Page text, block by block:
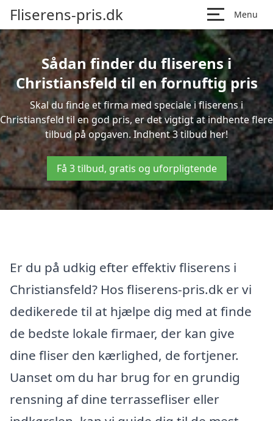
Fliserens-pris.dk Menu
Sådan finder du fliserens i
Christiansfeld til en fornuftig pris
Skal du finde et firma med speciale i fliserens i
Christiansfeld til en god pris, er det vigtigt at indhente flere
tilbud på opgaven. Indhent 3 tilbud her!
Få 3 tilbud, gratis og uforpligtende
Er du på udkig efter effektiv fliserens i
Christiansfeld? Hos fliserens-pris.dk er vi
dedikerede til at hjælpe dig med at finde
de bedste lokale firmaer, der kan give
dine fliser den kærlighed, de fortjener.
Uanset om du har brug for en grundig
rensning af dine terrassefliser eller